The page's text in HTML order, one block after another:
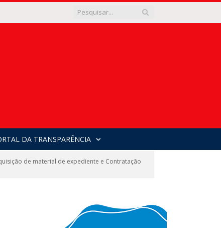
DA TRANSPARÊNCIA
de material de expediente e Contratação